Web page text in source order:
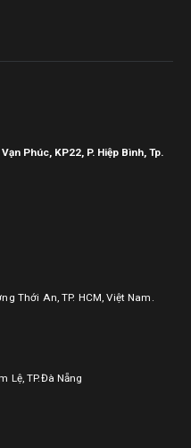
Phúc, KP22, P. Hiệp Bình, Tp.
Thới An, TP. HCM, Việt Nam.
Lệ, TP.Đà Nẵng